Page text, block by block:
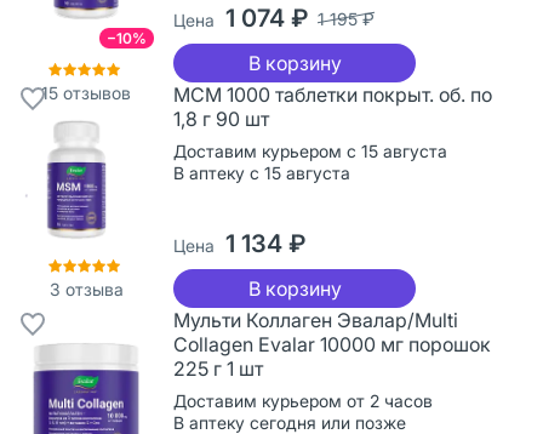
−10%
15 отзывов
Цена 1 074 ₽ 1 195 ₽
В корзину
3 отзыва
МСМ 1000 таблетки покрыт. об. по
1,8 г 90 шт
Доставим курьером с 15 августа
В аптеку с 15 августа
Цена 1 134 ₽
В корзину
Мульти Коллаген Эвалар/Multi
Сollagen Evalar 10000 мг порошок
225 г 1 шт
Доставим курьером от 2 часов
В аптеку сегодня или позже